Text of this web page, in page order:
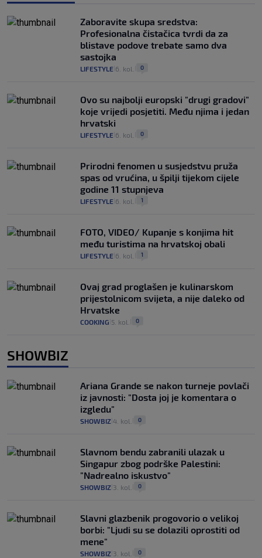
Zaboravite skupa sredstva:
Profesionalna čistačica tvrdi da za
blistave podove trebate samo dva
sastojka
LIFESTYLE 6. kol. 0
Ovo su najbolji europski "drugi gradovi"
koje vrijedi posjetiti. Među njima i jedan
hrvatski
LIFESTYLE 6. kol. 0
Prirodni fenomen u susjedstvu pruža
spas od vrućina, u špilji tijekom cijele
godine 11 stupnjeva
LIFESTYLE 6. kol. 1
FOTO, VIDEO/ Kupanje s konjima hit
među turistima na hrvatskoj obali
LIFESTYLE 6. kol. 1
Ovaj grad proglašen je kulinarskom
prijestolnicom svijeta, a nije daleko od
Hrvatske
COOKING 5. kol. 0
SHOWBIZ
Ariana Grande se nakon turneje povlači
iz javnosti: "Dosta joj je komentara o
izgledu"
SHOWBIZ 4. kol. 0
Slavnom bendu zabranili ulazak u
Singapur zbog podrške Palestini:
"Nadrealno iskustvo"
SHOWBIZ 3. kol. 0
Slavni glazbenik progovorio o velikoj
borbi: "Ljudi su se dolazili oprostiti od
mene"
SHOWBIZ 3. kol. 0